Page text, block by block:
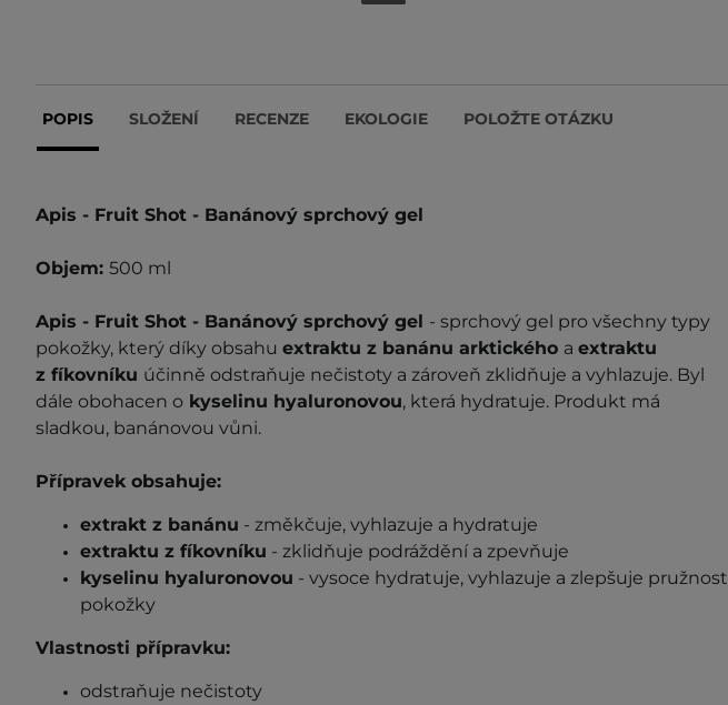
POPIS SLOŽENÍ RECENZE EKOLOGIE POLOŽTE OTÁZKU
Apis - Fruit Shot - Banánový sprchový gel
Objem: 500 ml
Apis - Fruit Shot - Banánový sprchový gel - sprchový gel pro všechny typy
pokožky, který díky obsahu extraktu z banánu arktického a extraktu
z fíkovníku účinně odstraňuje nečistoty a zároveň zklidňuje a vyhlazuje. Byl
dále obohacen o kyselinu hyaluronovou, která hydratuje. Produkt má
sladkou, banánovou vůni.
Přípravek obsahuje:
extrakt z banánu - změkčuje, vyhlazuje a hydratuje
extraktu z fíkovníku - zklidňuje podráždění a zpevňuje
kyselinu hyaluronovou - vysoce hydratuje, vyhlazuje a zlepšuje pružnost
pokožky
Vlastnosti přípravku:
odstraňuje nečistoty